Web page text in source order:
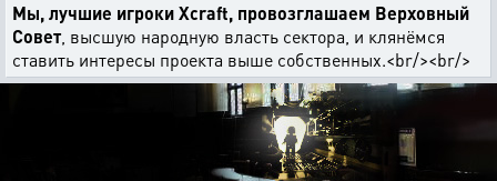
Мы, лучшие игроки Xcraft, провозглашаем Верховный
Совет, высшую народную власть сектора, и клянёмся
ставить интересы проекта выше собственных.<br/><br/>